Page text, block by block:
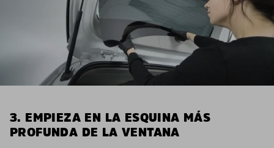
3. EMPIEZA EN LA ESQUINA MÁS
PROFUNDA DE LA VENTANA